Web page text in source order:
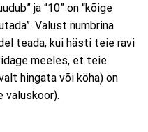
ja “10” on “kõige
Valust numbrina
teada, kui hästi teie ravi
meeles, et teie
hingata või köha) on
valuskoor).